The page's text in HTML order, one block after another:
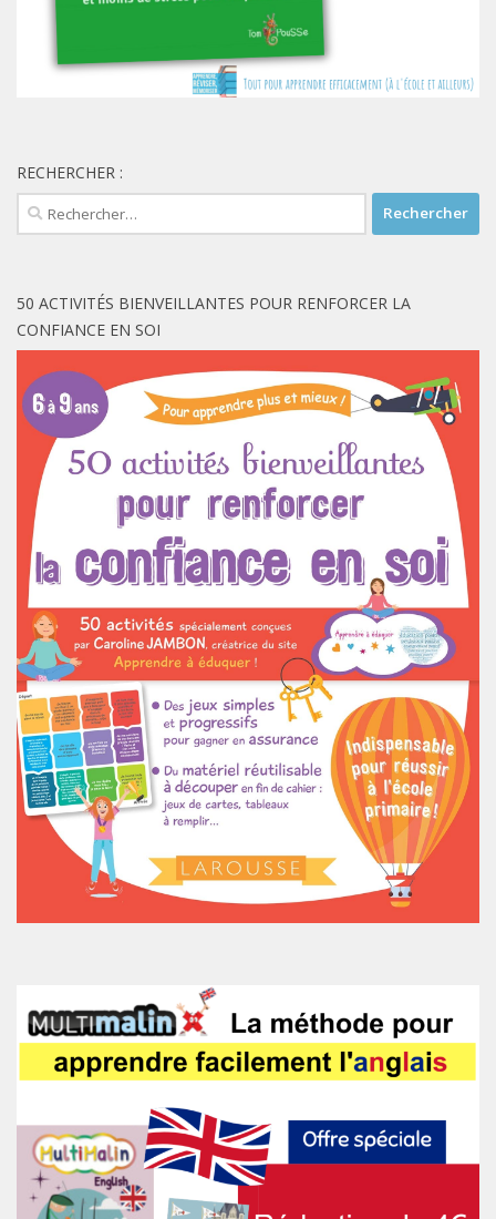
RECHERCHER :
Rechercher :
50 ACTIVITÉS BIENVEILLANTES POUR RENFORCER LA
CONFIANCE EN SOI